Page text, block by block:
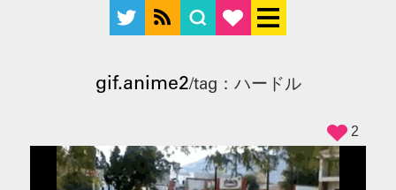
gif.anime2/tag：ハードル
2